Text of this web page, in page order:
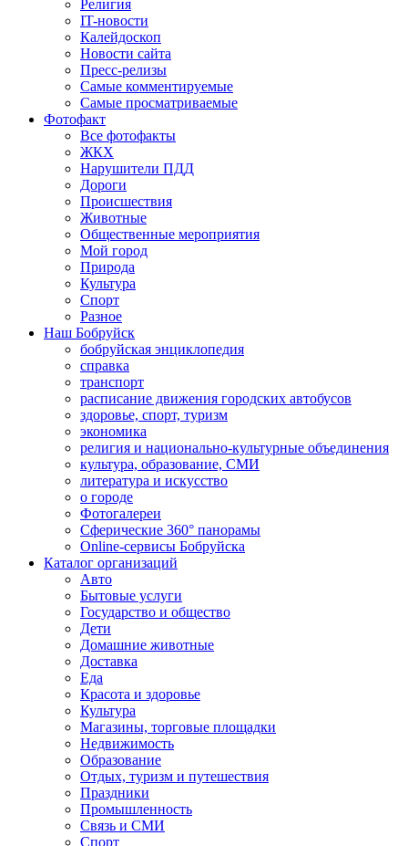
Религия
IT-новости
Калейдоскоп
Новости сайта
Пресс-релизы
Самые комментируемые
Самые просматриваемые
Фотофакт
Все фотофакты
ЖКХ
Нарушители ПДД
Дороги
Происшествия
Животные
Общественные мероприятия
Мой город
Природа
Культура
Спорт
Разное
Наш Бобруйск
бобруйская энциклопедия
справка
транспорт
расписание движения городских автобусов
здоровье, спорт, туризм
экономика
религия и национально-культурные объединения
культура, образование, СМИ
литература и искусство
о городе
Фотогалереи
Сферические 360° панорамы
Online-сервисы Бобруйска
Каталог организаций
Авто
Бытовые услуги
Государство и общество
Дети
Домашние животные
Доставка
Еда
Красота и здоровье
Культура
Магазины, торговые площадки
Недвижимость
Образование
Отдых, туризм и путешествия
Праздники
Промышленность
Связь и СМИ
Спорт